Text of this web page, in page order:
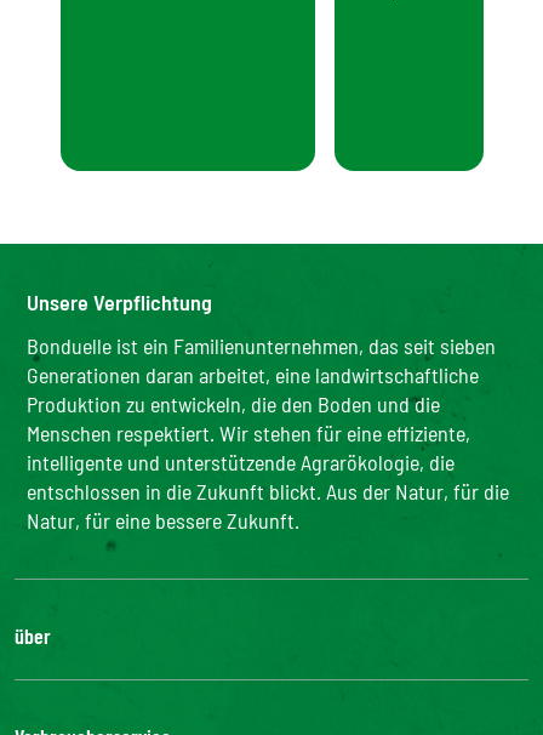
Unsere Verpflichtung
Bonduelle ist ein Familienunternehmen, das seit sieben
Generationen daran arbeitet, eine landwirtschaftliche
Produktion zu entwickeln, die den Boden und die
Menschen respektiert. Wir stehen für eine effiziente,
intelligente und unterstützende Agrarökologie, die
entschlossen in die Zukunft blickt. Aus der Natur, für die
Natur, für eine bessere Zukunft.
über
Die Gruppe